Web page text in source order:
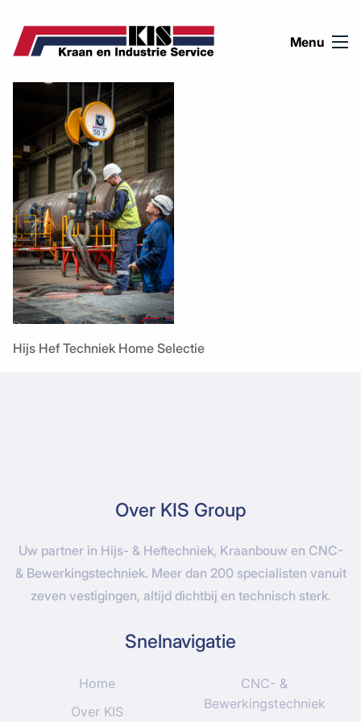
Menu
Hijs Hef Techniek Home Selectie
Over KIS Group
Uw partner in Hijs- & Heftechniek, Kraanbouw en CNC-
& Bewerkingstechniek. Meer dan 200 specialisten vanuit
zeven vestigingen, altijd dichtbij en technisch sterk.
Snelnavigatie
Home
Over KIS
CNC- &
Bewerkingstechniek